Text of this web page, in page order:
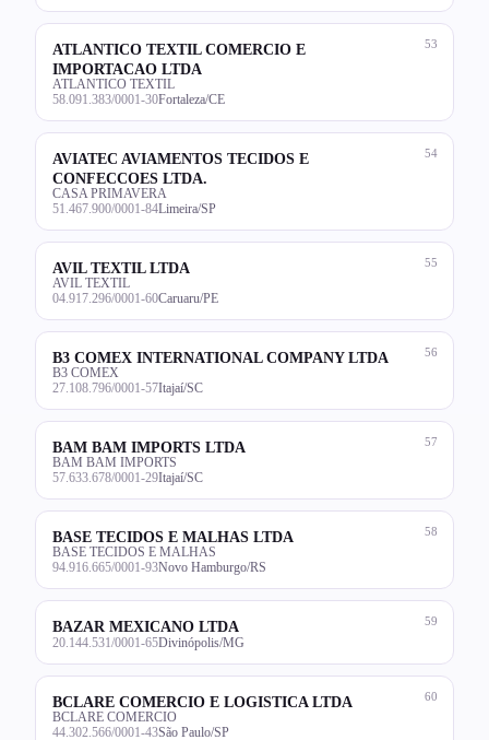
53
ATLANTICO TEXTIL COMERCIO E
IMPORTACAO LTDA
ATLANTICO TEXTIL
58.091.383/0001-30Fortaleza/CE
54
AVIATEC AVIAMENTOS TECIDOS E
CONFECCOES LTDA.
CASA PRIMAVERA
51.467.900/0001-84Limeira/SP
55
AVIL TEXTIL LTDA
AVIL TEXTIL
04.917.296/0001-60Caruaru/PE
56
B3 COMEX INTERNATIONAL COMPANY LTDA
B3 COMEX
27.108.796/0001-57Itajaí/SC
57
BAM BAM IMPORTS LTDA
BAM BAM IMPORTS
57.633.678/0001-29Itajaí/SC
58
BASE TECIDOS E MALHAS LTDA
BASE TECIDOS E MALHAS
94.916.665/0001-93Novo Hamburgo/RS
59
BAZAR MEXICANO LTDA
20.144.531/0001-65Divinópolis/MG
60
BCLARE COMERCIO E LOGISTICA LTDA
BCLARE COMERCIO
44.302.566/0001-43São Paulo/SP